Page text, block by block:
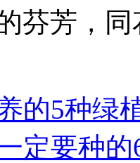
芬芳，
的5种绿
定要种